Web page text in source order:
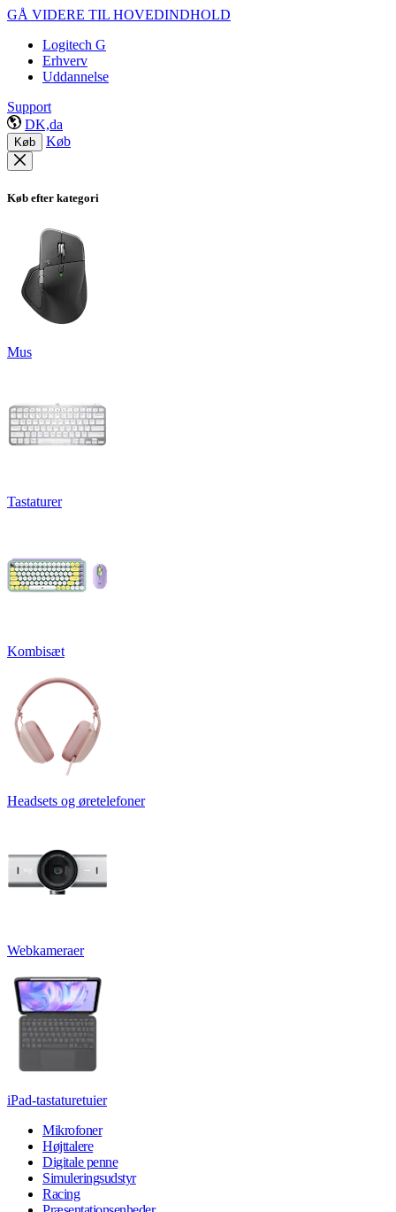
GÅ VIDERE TIL HOVEDINDHOLD
Logitech G
Erhverv
Uddannelse
Support
DK,da
Køb Køb
Køb efter kategori
Mus
Tastaturer
Kombisæt
Headsets og øretelefoner
Webkameraer
iPad-tastaturetuier
Mikrofoner
Højttalere
Digitale penne
Simuleringsudstyr
Racing